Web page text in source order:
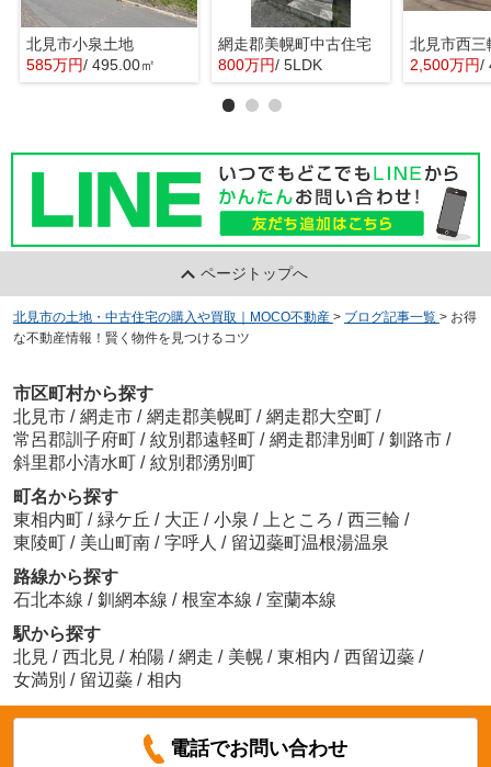
北見市小泉土地
585万円/ 495.00㎡
網走郡美幌町中古住宅
800万円/ 5LDK
北見市西三
2,500万円/
ページトップへ
北見市の土地・中古住宅の購入や買取｜MOCO不動産 > ブログ記事一覧 > お得
な不動産情報！賢く物件を見つけるコツ
市区町村から探す
北見市 / 網走市 / 網走郡美幌町 / 網走郡大空町 /
常呂郡訓子府町 / 紋別郡遠軽町 / 網走郡津別町 / 釧路市 /
斜里郡小清水町 / 紋別郡湧別町
町名から探す
東相内町 / 緑ケ丘 / 大正 / 小泉 / 上ところ / 西三輪 /
東陵町 / 美山町南 / 字呼人 / 留辺蘂町温根湯温泉
路線から探す
石北本線 / 釧網本線 / 根室本線 / 室蘭本線
駅から探す
北見 / 西北見 / 柏陽 / 網走 / 美幌 / 東相内 / 西留辺蘂 /
女満別 / 留辺蘂 / 相内
電話でお問い合わせ